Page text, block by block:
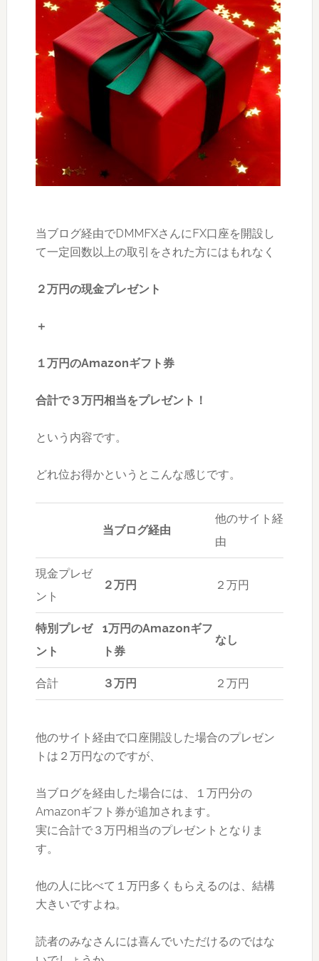
当ブログ経由でDMMFXさんにFX口座を開設し
て一定回数以上の取引をされた方にはもれなく
２万円の現金プレゼント
＋
１万円のAmazonギフト券
合計で３万円相当をプレゼント！
という内容です。
どれ位お得かというとこんな感じです。
当ブログ経由
他のサイト経
由
現金プレゼ
ント
２万円 ２万円
特別プレゼ
ント
1万円のAmazonギフ
ト券
なし
合計 ３万円 ２万円
他のサイト経由で口座開設した場合のプレゼン
トは２万円なのですが、
当ブログを経由した場合には、１万円分の
Amazonギフト券が追加されます。
実に合計で３万円相当のプレゼントとなりま
す。
他の人に比べて１万円多くもらえるのは、結構
大きいですよね。
読者のみなさんには喜んでいただけるのではな